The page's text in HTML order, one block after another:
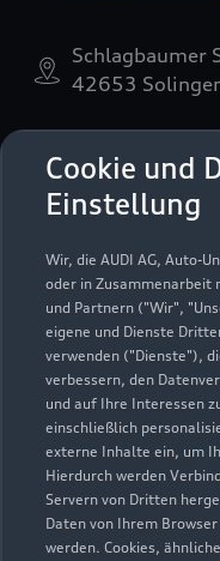
Cookie und
Einstellung
Wir, die AUDI AG, Auto-
oder in Zusammenarbeit
und Partnern ("Wir",
eigene und Dienste
verwenden ("Dienste"),
verbessern, den
und auf Ihre Interessen
einschließlich
externe Inhalte ein, um
Hierdurch werden
Servern von Dritten
Daten von Ihrem
werden. Cookies,
Schlagbaumer
42653
Kontaktdaten
Verkauf
Geschlossen,
09:00